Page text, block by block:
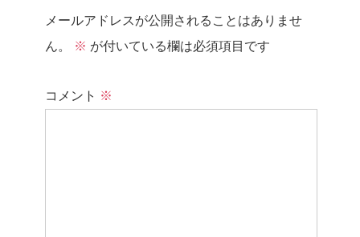
メールアドレスが公開されることはありませ
ん。
※ が付いている欄は必須項目です
コメント ※